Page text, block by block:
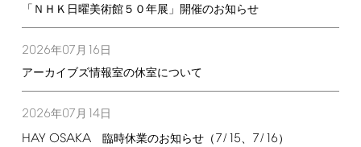
「ＮＨＫ日曜美術館５０年展」開催のお知らせ
2026年07月 16日
アーカイブズ情報室の休室について
2026年07月 14日
HAY OSAKA臨時休業のお知らせ（7/15、 7/16）